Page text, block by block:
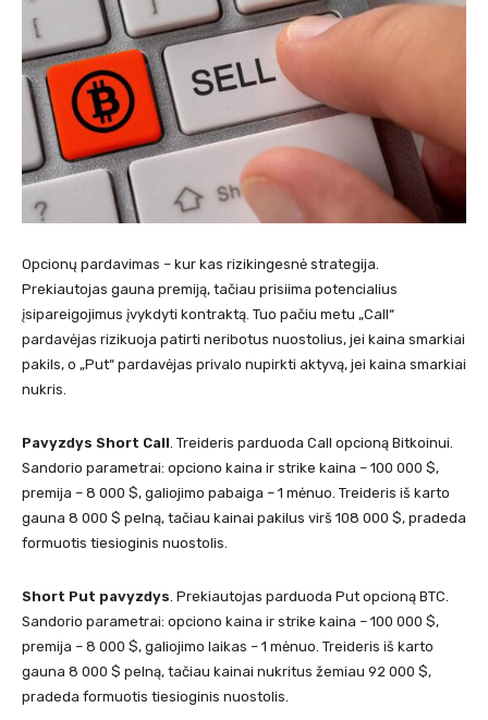
Opcionų pardavimas – kur kas rizikingesnė strategija.
Prekiautojas gauna premiją, tačiau prisiima potencialius
įsipareigojimus įvykdyti kontraktą. Tuo pačiu metu „Call“
pardavėjas rizikuoja patirti neribotus nuostolius, jei kaina smarkiai
pakils, o „Put“ pardavėjas privalo nupirkti aktyvą, jei kaina smarkiai
nukris.
Pavyzdys Short Call . Treideris parduoda Call opcioną Bitkoinui.
Sandorio parametrai: opciono kaina ir strike kaina – 100 000 $,
premija – 8 000 $, galiojimo pabaiga – 1 mėnuo. Treideris iš karto
gauna 8 000 $ pelną, tačiau kainai pakilus virš 108 000 $, pradeda
formuotis tiesioginis nuostolis.
Short Put pavyzdys . Prekiautojas parduoda Put opcioną BTC.
Sandorio parametrai: opciono kaina ir strike kaina – 100 000 $,
premija – 8 000 $, galiojimo laikas – 1 mėnuo. Treideris iš karto
gauna 8 000 $ pelną, tačiau kainai nukritus žemiau 92 000 $,
pradeda formuotis tiesioginis nuostolis.